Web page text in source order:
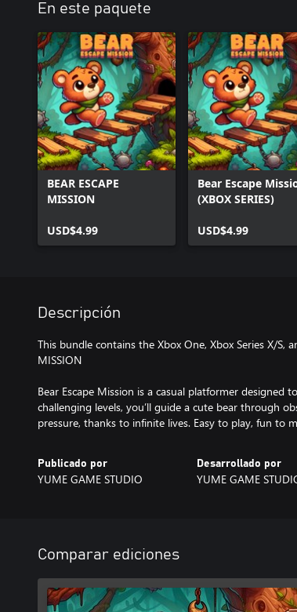
En este paquete
BEAR ESCAPE
MISSION
USD$4.99
Bear Escape
(XBOX SERIES)
USD$4.99
Descripción
This bundle contains the Xbox One, Xbox Series X/S,
MISSION
Bear Escape Mission is a casual platformer designed
challenging levels, you’ll guide a cute bear through
pressure, thanks to infinite lives. Easy to play, fun to
Publicado por
YUME GAME STUDIO
Desarrollado por
YUME GAME
Comparar ediciones